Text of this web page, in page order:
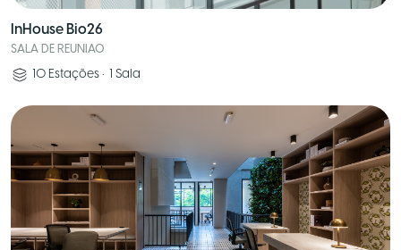
InHouse Bio26
SALA DE REUNIAO
10 Estações • 1 Sala